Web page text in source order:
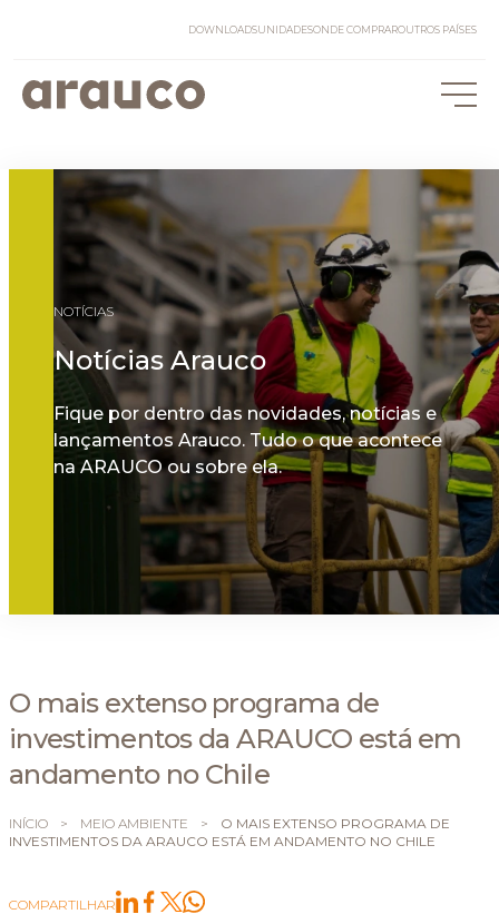
DOWNLOADSUNIDADESONDE COMPRAROUTROS PAÍSES
NOTÍCIAS
Notícias Arauco
Fique por dentro das novidades, notícias e
lançamentos Arauco. Tudo o que acontece
na ARAUCO ou sobre ela.
O mais extenso programa de
investimentos da ARAUCO está em
andamento no Chile
INÍCIO > MEIO AMBIENTE >
O MAIS EXTENSO PROGRAMA DE
INVESTIMENTOS DA ARAUCO ESTÁ EM ANDAMENTO NO CHILE
COMPARTILHAR